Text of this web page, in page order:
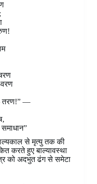
तरण!” —
से मृत्यु तक की
करते हुए बाल्यावस्था
को अदभुत ढंग से समेटा